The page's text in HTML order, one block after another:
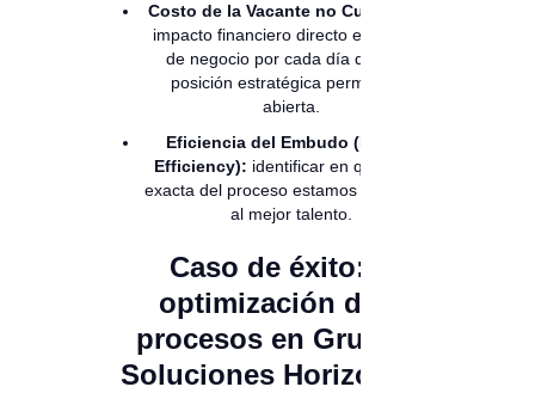
Costo de la Vacante no Cubierta:
impacto financiero directo en la línea
de negocio por cada día que una
posición estratégica permanece
abierta.
Eficiencia del Embudo (Funnel
Efficiency): identificar en qué etapa
exacta del proceso estamos perdiendo
al mejor talento.
Caso de éxito:
optimización de
procesos en Grupo
Soluciones Horizonte